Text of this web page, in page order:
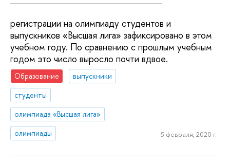
регистрации на олимпиаду студентов и
выпускников «Высшая лига» зафиксировано в этом
учебном году. По сравнению с прошлым учебным
годом это число выросло почти вдвое.
Образование
выпускники
студенты
олимпиада «Высшая лига»
олимпиады
5 февраля, 2020 г.